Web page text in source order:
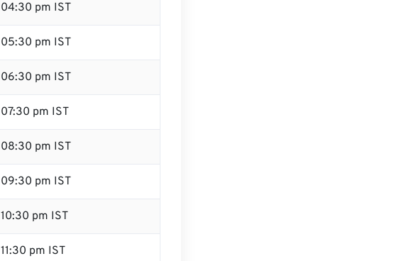
04:30 pm IST
05:30 pm IST
06:30 pm IST
07:30 pm IST
08:30 pm IST
09:30 pm IST
10:30 pm IST
11:30 pm IST